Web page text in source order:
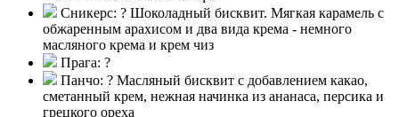
Сникерс: ? Шоколадный бисквит. Мягкая карамель с
обжаренным арахисом и два вида крема - немного
масляного крема и крем чиз
Прага: ?
Панчо: ? Масляный бисквит с добавлением какао,
сметанный крем, нежная начинка из ананаса, персика и
грецкого ореха